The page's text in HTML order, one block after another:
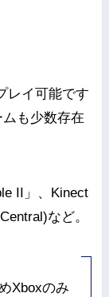
レイ可能です
も少数存在
II」、Kinect
など。
Xboxのみ